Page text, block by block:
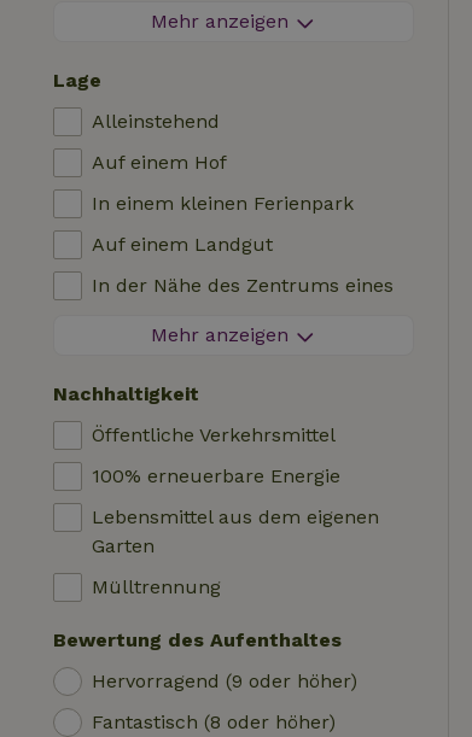
Garten
Internet
Ofen
Grill
Heizung (zentral)
Kinderstuhl
Autoladestation
Schwimmbecken (geteilt)
Rollstuhlfreundlich
Schwimmbecken (privat)
Tiny House
Landhaus
Chalet
Villa
Glamping
Blockhütte
Unterkunft
Wohnmobil
Hütte
Safari-Zelt
Jurte
Boot
Baumhaus
Wikkelhaus
Mehr anzeigen
Lage
Alleinstehend
Auf einem Hof
In einem kleinen Ferienpark
Auf einem Landgut
In der Nähe des Zentrums eines
Auf einer Insel
Mehr anzeigen
Nachhaltigkeit
Öffentliche Verkehrsmittel
100% erneuerbare Energie
Lebensmittel aus dem eigenen
Garten
Mülltrennung
Bewertung des Aufenthaltes
Hervorragend (9 oder höher)
Fantastisch (8 oder höher)